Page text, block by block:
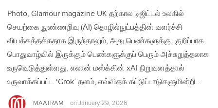
Photo, Glamour magazine UK தற்கால டிஜிட்டல் உலகில்
செயற்கை நுண்ணறிவு (AI) தொழில்நுட்பத்தின் வளர்ச்சி
வியக்கத்தக்கதாக இருந்தாலும், அது பெண்களுக்கு, குறிப்பாக
பொதுவாழ்வில் இருக்கும் பெண்களுக்குப் பெரும் அச்சுறுத்தலாக
உருவெடுத்துள்ளது. எலான் மஸ்க்கின் xAI நிறுவனத்தால்
உருவாக்கப்பட்ட ‘Grok’ தளம், எவ்விதக் கட்டுப்பாடுகளுமின்றி…
MAATRAM on January 29, 2026